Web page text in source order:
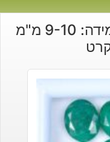
אמרלד מלוטש לשיבוץ מידה: 9-10 מ"מ